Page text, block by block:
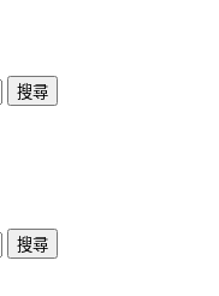
搜尋
搜尋